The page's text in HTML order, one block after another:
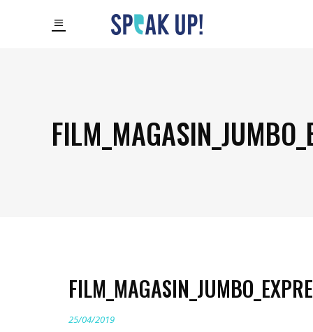
25/04/2019